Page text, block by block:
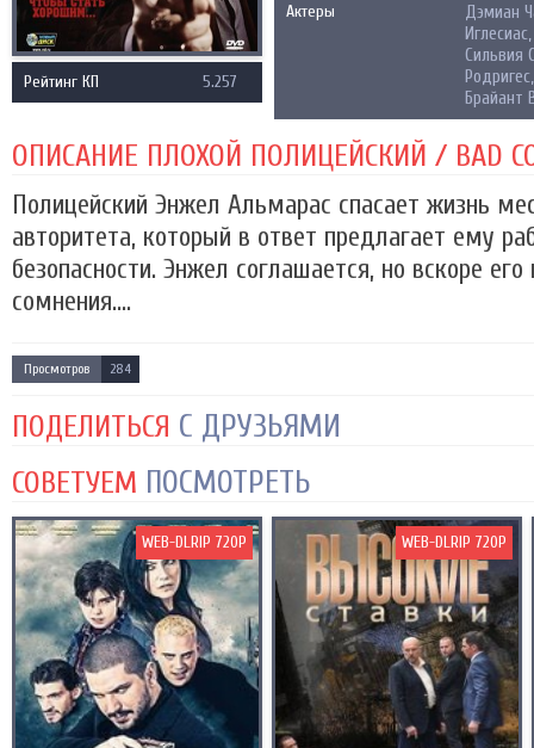
Рейтинг КП 5.257
Актеры
Дэмиан
Сильвия
Брайант
ОПИСАНИЕ ПЛОХОЙ ПОЛИЦЕЙСКИЙ / BAD
Полицейский Энжел Альмарас спасает жизнь
авторитета, который в ответ предлагает ему
безопасности. Энжел соглашается, но вскоре
сомнения....
Просмотров 284
ПОДЕЛИТЬСЯ С ДРУЗЬЯМИ
СОВЕТУЕМ ПОСМОТРЕТЬ
WEB-DLRIP 720P WEB-DLRIP 720P